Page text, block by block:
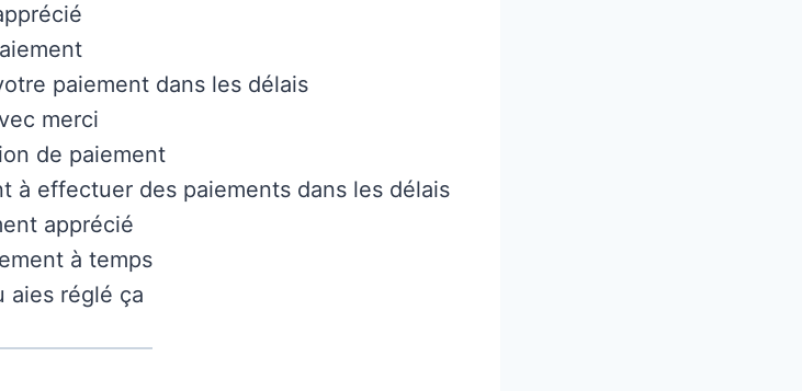
paiement dans les délais
merci
de paiement
à effectuer des paiements dans les délais
apprécié
à temps
aies réglé ça